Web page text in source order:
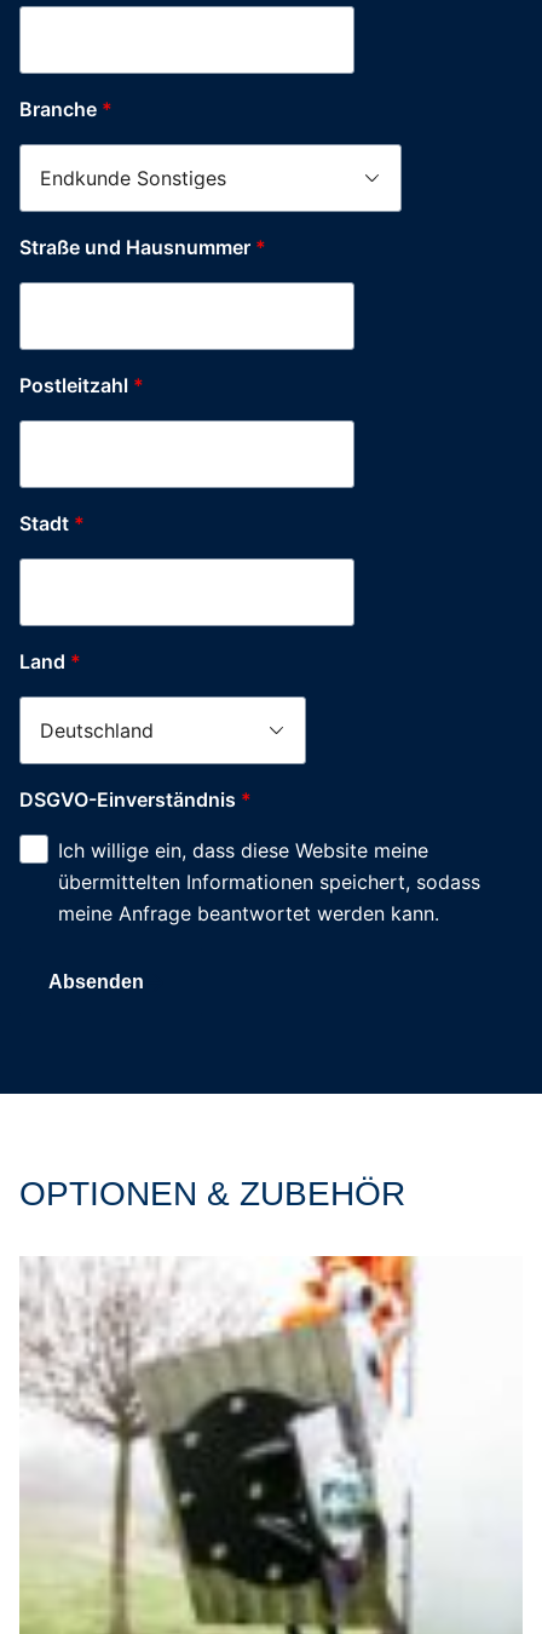
und
Branche *
Straße und Hausnummer *
Postleitzahl *
Stadt *
Land *
DSGVO-Einverständnis *
Ich willige ein, dass diese Website meine
übermittelten Informationen speichert, sodass
meine Anfrage beantwortet werden kann.
Absenden
OPTIONEN & ZUBEHÖR